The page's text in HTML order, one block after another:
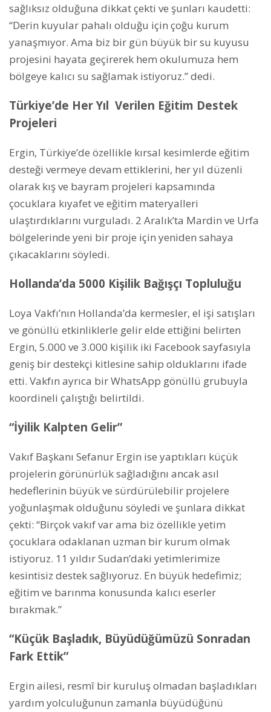
sağlıksız olduğuna dikkat çekti ve şunları kaudetti:
“Derin kuyular pahalı olduğu için çoğu kurum
yanaşmıyor. Ama biz bir gün büyük bir su kuyusu
projesini hayata geçirerek hem okulumuza hem
bölgeye kalıcı su sağlamak istiyoruz.” dedi.
Türkiye’de Her Yıl Verilen Eğitim Destek
Projeleri
Ergin, Türkiye’de özellikle kırsal kesimlerde eğitim
desteği vermeye devam ettiklerini, her yıl düzenli
olarak kış ve bayram projeleri kapsamında
çocuklara kıyafet ve eğitim materyalleri
ulaştırdıklarını vurguladı. 2 Aralık’ta Mardin ve Urfa
bölgelerinde yeni bir proje için yeniden sahaya
çıkacaklarını söyledi.
Hollanda’da 5000 Kişilik Bağışçı Topluluğu
Loya Vakfı’nın Hollanda’da kermesler, el işi satışları
ve gönüllü etkinliklerle gelir elde ettiğini belirten
Ergin, 5.000 ve 3.000 kişilik iki Facebook sayfasıyla
geniş bir destekçi kitlesine sahip olduklarını ifade
etti. Vakfın ayrıca bir WhatsApp gönüllü grubuyla
koordineli çalıştığı belirtildi.
“İyilik Kalpten Gelir”
Vakıf Başkanı Sefanur Ergin ise yaptıkları küçük
projelerin görünürlük sağladığını ancak asıl
hedeflerinin büyük ve sürdürülebilir projelere
yoğunlaşmak olduğunu söyledi ve şunlara dikkat
çekti: “Birçok vakıf var ama biz özellikle yetim
çocuklara odaklanan uzman bir kurum olmak
istiyoruz. 11 yıldır Sudan’daki yetimlerimize
kesintisiz destek sağlıyoruz. En büyük hedefimiz;
eğitim ve barınma konusunda kalıcı eserler
bırakmak.”
“Küçük Başladık, Büyüdüğümüzü Sonradan
Fark Ettik”
Ergin ailesi, resmî bir kuruluş olmadan başladıkları
yardım yolculuğunun zamanla büyüdüğünü